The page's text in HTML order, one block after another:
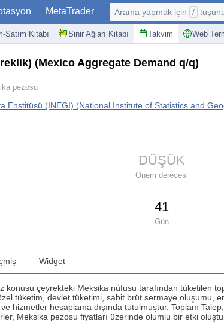
MetaTrader
Satım Kitabı Sinir Ağları Kitabı Takvim Web
Arama yapmak için / tuşuna
(Mexico Aggregate Demand q/q)
pezosu
Enstitüsü (INEGI) (National Institute of Statistics and
DÜŞÜK
Önem derecesi
41
Gün
Widget
konusu çeyrekteki Meksika nüfusu tarafından tüketilen
tüketim, devlet tüketimi, sabit brüt sermaye oluşumu,
hizmetler hesaplama dışında tutulmuştur. Toplam
Meksika pezosu fiyatları üzerinde olumlu bir etki